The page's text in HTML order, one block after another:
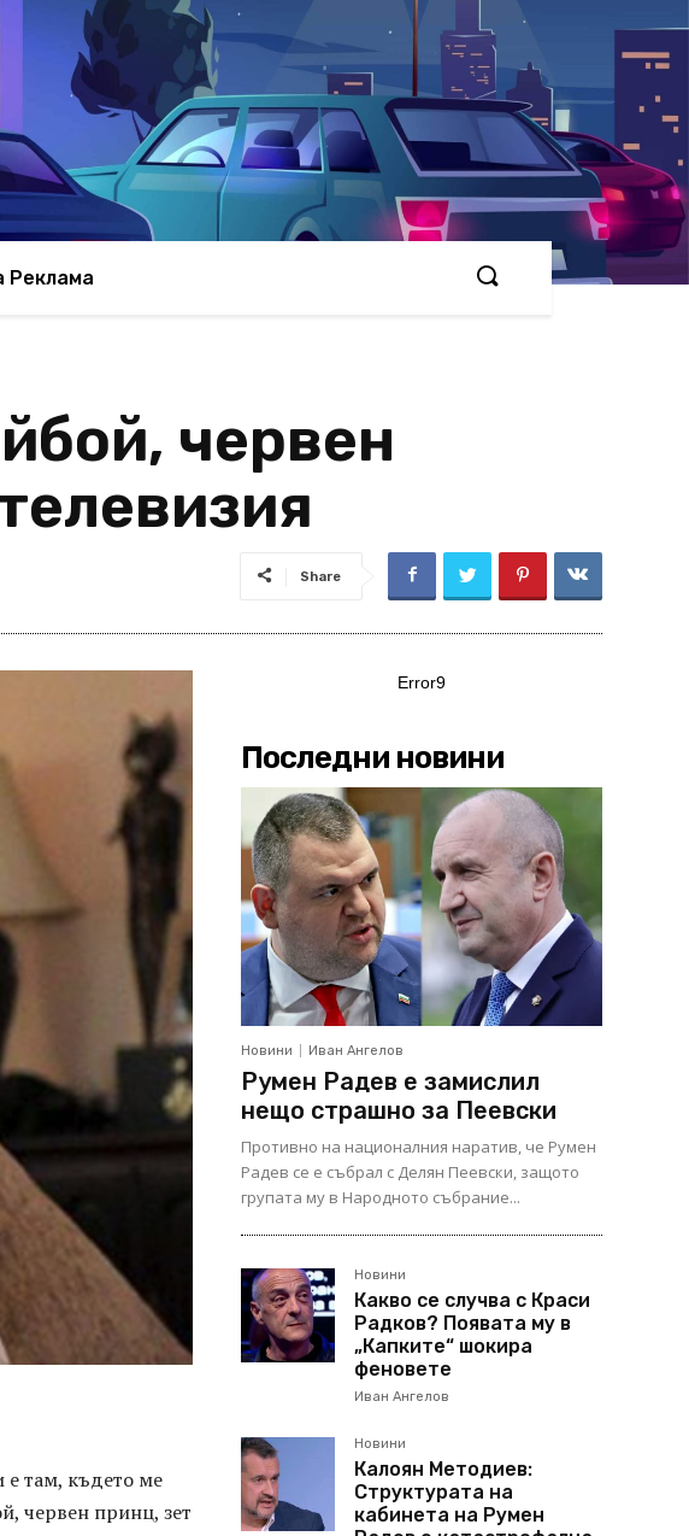
Реклама
червен
Share
е там, където ме
червен принц, зет
Error9
Последни новини
Новини Иван Ангелов
Румен Радев е замислил
нещо страшно за Пеевски
Противно на националния наратив, че Румен
Радев се е събрал с Делян Пеевски, защото
групата му в Народното събрание...
Новини
Какво се случва с Краси
Радков? Появата му в
„Капките“ шокира
феновете
Иван Ангелов
Новини
Калоян Методиев:
Структурата на
кабинета на Румен